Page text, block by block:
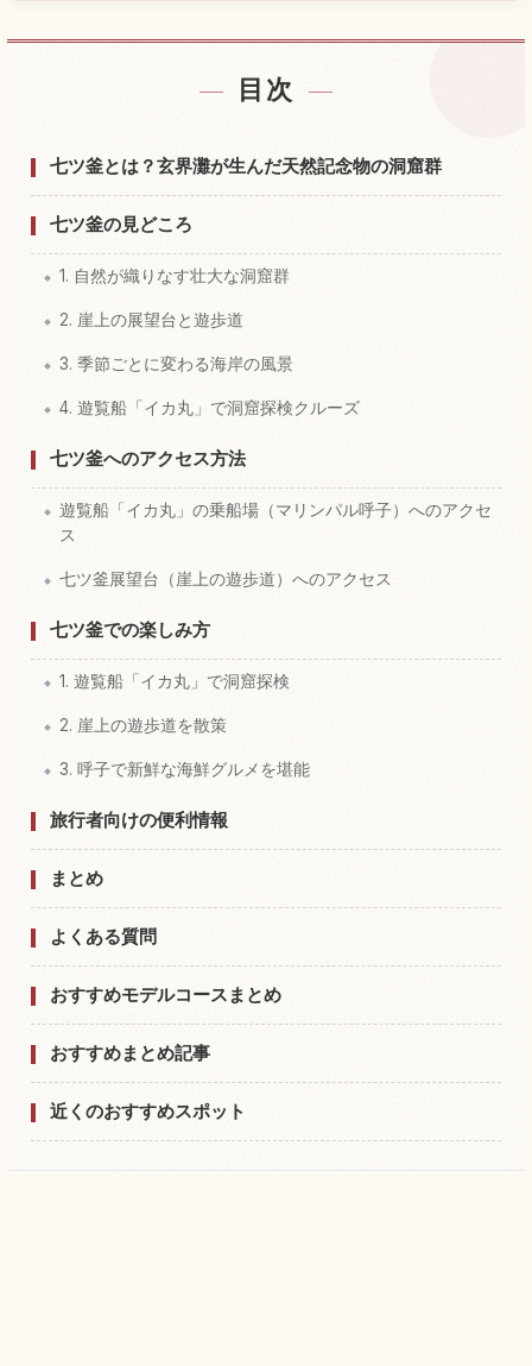
七ツ釜付近の宿を探す
七ツ釜の体験を探す↗
目次
七ツ釜とは？玄界灘が生んだ天然記念物の洞窟群
七ツ釜の見どころ
1. 自然が織りなす壮大な洞窟群
2. 崖上の展望台と遊歩道
3. 季節ごとに変わる海岸の風景
4. 遊覧船「イカ丸」で洞窟探検クルーズ
七ツ釜へのアクセス方法
遊覧船「イカ丸」の乗船場（マリンパル呼子）へのアクセ
ス
七ツ釜展望台（崖上の遊歩道）へのアクセス
七ツ釜での楽しみ方
1. 遊覧船「イカ丸」で洞窟探検
2. 崖上の遊歩道を散策
3. 呼子で新鮮な海鮮グルメを堪能
旅行者向けの便利情報
まとめ
よくある質問
おすすめモデルコースまとめ
おすすめまとめ記事
近くのおすすめスポット